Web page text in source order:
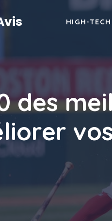
HIGH-TECH
des